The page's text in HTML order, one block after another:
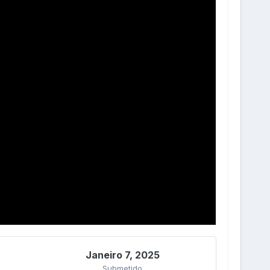
Janeiro 7, 2025